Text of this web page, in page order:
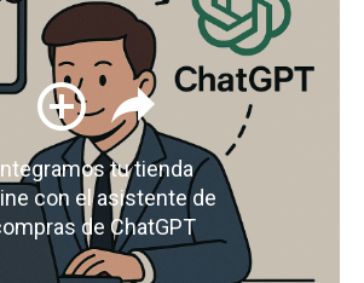
tu tienda
con el asistente de
de ChatGPT